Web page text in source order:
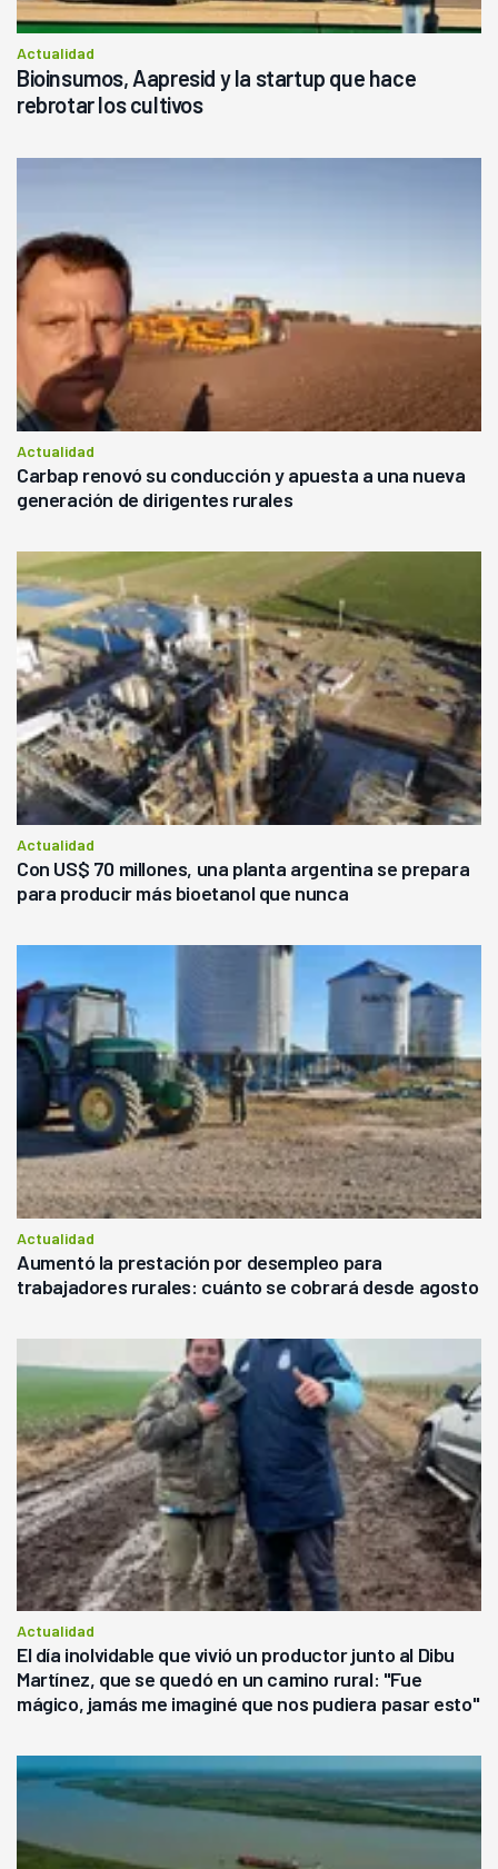
Actualidad
Bioinsumos, Aapresid y la startup que hace
rebrotar los cultivos
Actualidad
Carbap renovó su conducción y apuesta a una nueva
generación de dirigentes rurales
Actualidad
Con US$ 70 millones, una planta argentina se prepara
para producir más bioetanol que nunca
Actualidad
Aumentó la prestación por desempleo para
trabajadores rurales: cuánto se cobrará desde agosto
Actualidad
El día inolvidable que vivió un productor junto al Dibu
Martínez, que se quedó en un camino rural: "Fue
mágico, jamás me imaginé que nos pudiera pasar esto"